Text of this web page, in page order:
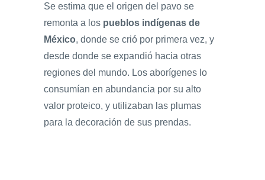
Se estima que el origen del pavo se
remonta a los pueblos indígenas de
México, donde se crió por primera vez, y
desde donde se expandió hacia otras
regiones del mundo. Los aborígenes lo
consumían en abundancia por su alto
valor proteico, y utilizaban las plumas
para la decoración de sus prendas.